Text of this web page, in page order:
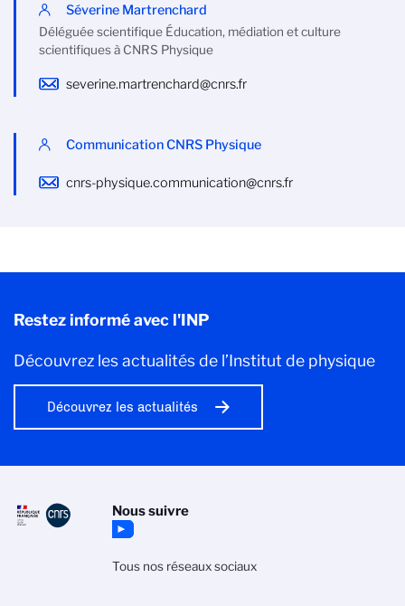
Séverine Martrenchard
Déléguée scientifique Éducation, médiation et culture
scientifiques à CNRS Physique
severine.martrenchard@cnrs.fr
Communication CNRS Physique
cnrs-physique.communication@cnrs.fr
Restez informé avec l'INP
Découvrez les actualités de l’Institut de physique
Découvrez les actualités
Nous suivre
Tous nos réseaux sociaux